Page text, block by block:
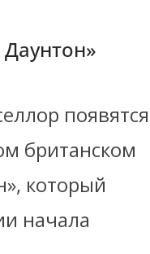
появятся
британском
который
начала